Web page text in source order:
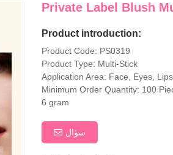
Private Label Blush
Product introduction:
Product Code: PS0319
Product Type: Multi-Stick
Application Area: Face, Eyes, Lips
Minimum Order Quantity: 100
6 gram
سؤال